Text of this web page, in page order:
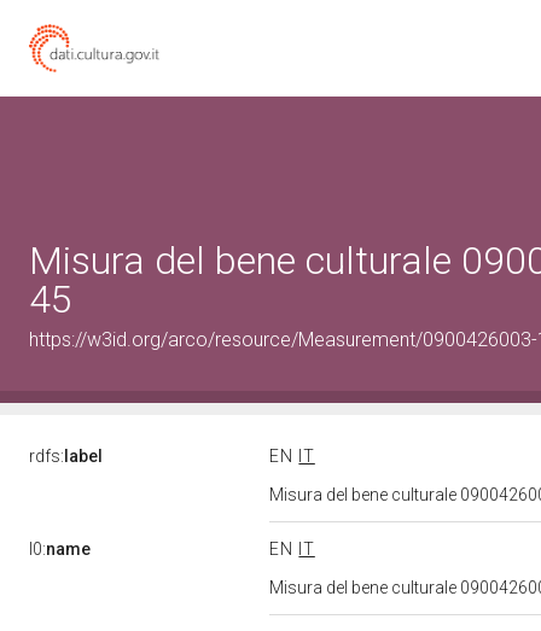
Misura del bene culturale
45
https://w3id.org/arco/resource/Measurement/0900426003-
rdfs: label EN
IT
Misura del bene culturale
l0:name EN
IT
Misura del bene culturale